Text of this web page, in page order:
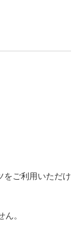
をご利用いただけ
。